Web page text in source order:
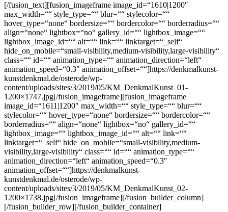
[/fusion_text][fusion_imageframe image_id=“1610|1200″
max_width=““ style_type=““ blur=““ stylecolor=““
hover_type=“none“ bordersize=““ bordercolor=““ borderradius=““
align=“none“ lightbox=“no“ gallery_id=““ lightbox_image=““
lightbox_image_id=““ alt=““ link=““ linktarget=“_self“
hide_on_mobile=“small-visibility,medium-visibility,large-visibility“
class=““ id=““ animation_type=““ animation_direction=“left“
animation_speed=“0.3″ animation_offset=““]https://denkmalkunst-
kunstdenkmal.de/osterode/wp-
content/uploads/sites/3/2019/05/KM_DenkmalKunst_01-
1200×1747.jpg[/fusion_imageframe][fusion_imageframe
image_id=“1611|1200″ max_width=““ style_type=““ blur=““
stylecolor=““ hover_type=“none“ bordersize=““ bordercolor=““
borderradius=““ align=“none“ lightbox=“no“ gallery_id=““
lightbox_image=““ lightbox_image_id=““ alt=““ link=““
linktarget=“_self“ hide_on_mobile=“small-visibility,medium-
visibility,large-visibility“ class=““ id=““ animation_type=““
animation_direction=“left“ animation_speed=“0.3″
animation_offset=““]https://denkmalkunst-
kunstdenkmal.de/osterode/wp-
content/uploads/sites/3/2019/05/KM_DenkmalKunst_02-
1200×1738.jpg[/fusion_imageframe][/fusion_builder_column]
[/fusion_builder_row][/fusion_builder_container]